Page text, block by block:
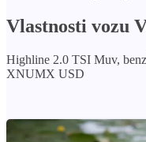
Vlastnosti vozu
Highline 2.0 TSI Muv,
XNUMX USD